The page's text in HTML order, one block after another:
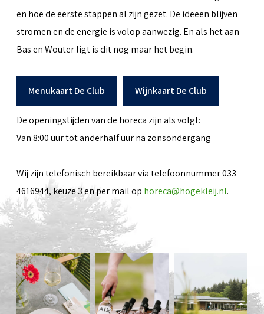
en hoe de eerste stappen al zijn gezet. De ideeën blijven
stromen en de energie is volop aanwezig. En als het aan
Bas en Wouter ligt is dit nog maar het begin.
Menukaart De Club Wijnkaart De Club
De openingstijden van de horeca zijn als volgt:
Van 8:00 uur tot anderhalf uur na zonsondergang
Wij zijn telefonisch bereikbaar via telefoonnummer 033-
4616944, keuze 3 en per mail op horeca@hogekleij.nl.